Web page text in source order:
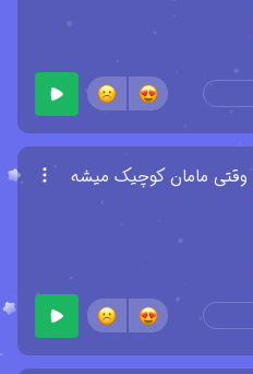
وقتی مامان کوچیک میشه